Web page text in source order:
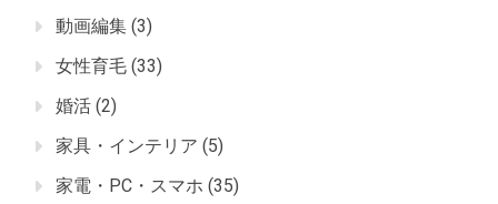
動画編集 (3)
女性育毛 (33)
婚活 (2)
家具・インテリア (5)
家電・PC・スマホ (35)